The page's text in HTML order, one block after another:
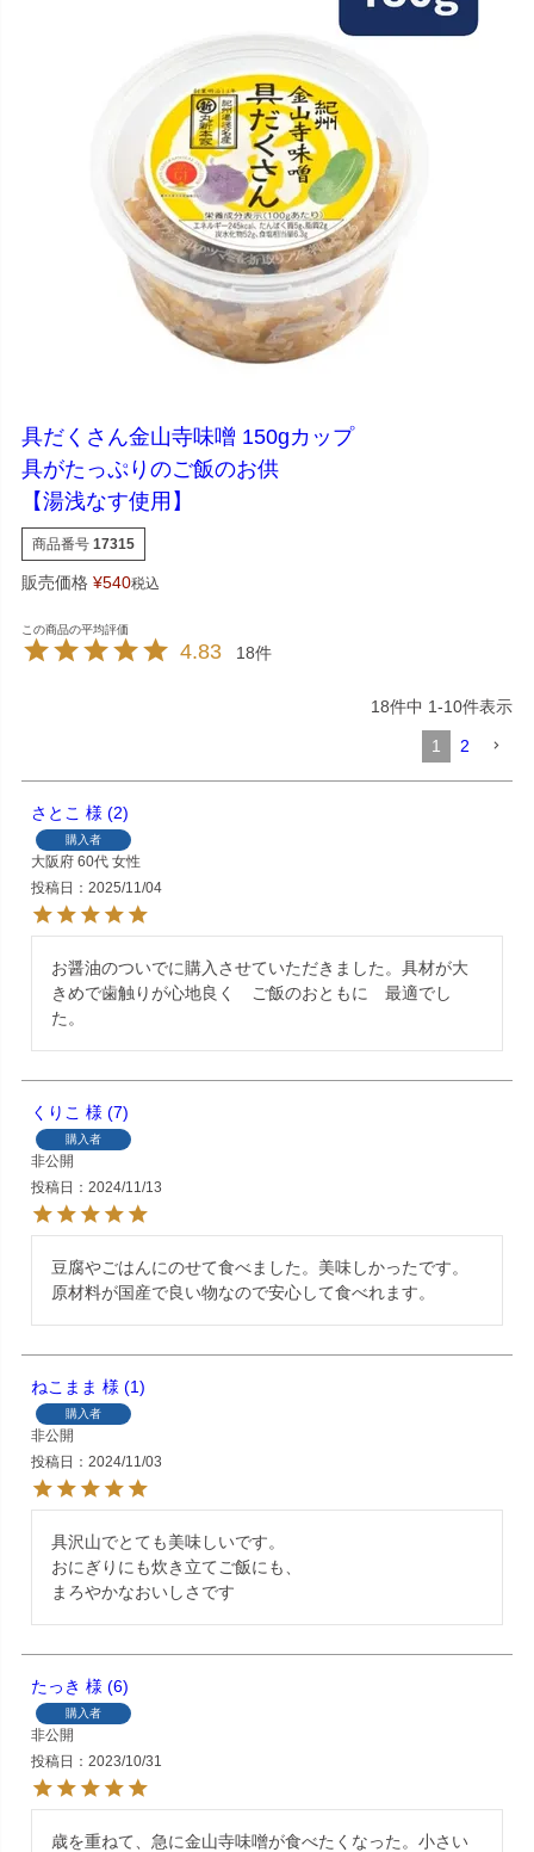
具だくさん金山寺味噌 150gカップ
具がたっぷりのご飯のお供
【湯浅なす使用】
商品番号 17315
販売価格 ¥540税込
4.83 18
18件中 1-10件表示
1 2
さとこ 2
購入者
大阪府 60代 女性
投稿日
2025/11/04
お醤油のついでに購入させていただきました。具材が大
きめで歯触りが心地良く　ご飯のおともに　最適でし
た。
くりこ 7
購入者
非公開
投稿日
2024/11/13
豆腐やごはんにのせて食べました。美味しかったです。
原材料が国産で良い物なので安心して食べれます。
ねこまま 1
購入者
非公開
投稿日
2024/11/03
具沢山でとても美味しいです。
おにぎりにも炊き立てご飯にも、
まろやかなおいしさです
たっき 6
購入者
非公開
投稿日
2023/10/31
歳を重ねて、急に金山寺味噌が食べたくなった。小さい